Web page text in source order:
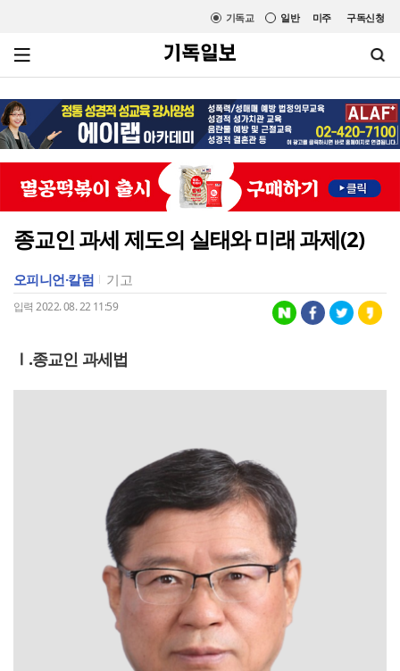
미주 구독신청
일반
기독교
종교인 과세 제도의 실태와 미래 과제(2)
오피니언·칼럼 기고
입력 2022. 08. 22 11:59
Ⅰ.종교인 과세법